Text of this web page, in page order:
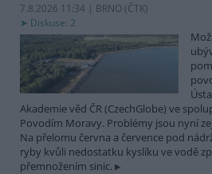
7.8.2026 11:34 | BRNO (ČTK)
Diskuse: 2
Akademie věd ČR (CzechGlobe) ve
Povodím Moravy. Problémy jsou nyní
Na přelomu června a července pod
ryby kvůli nedostatku kyslíku ve vodě
přemnožením sinic.